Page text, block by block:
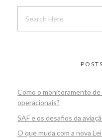
Como o monitoramento
operacionais?
SAF e os desafios da
O que muda com a nova